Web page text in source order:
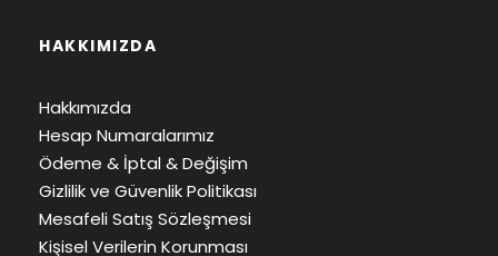
HAKKIMIZDA
Hakkımızda
Hesap Numaralarımız
Ödeme & İptal & Değişim
Gizlilik ve Güvenlik Politikası
Mesafeli Satış Sözleşmesi
Kişisel Verilerin Korunması